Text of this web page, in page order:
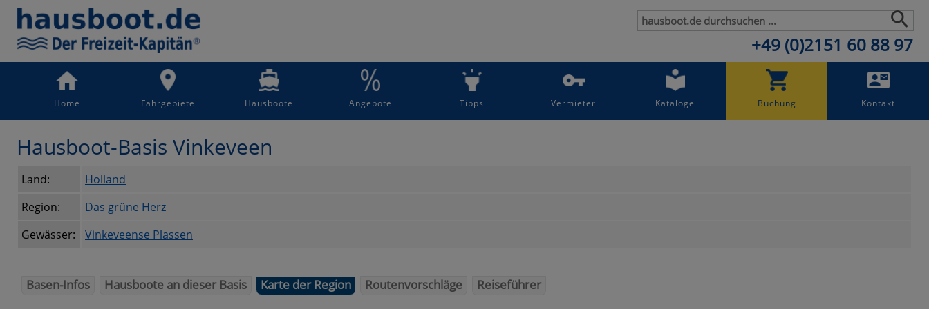
+49 (0)2151 60 88 97
Home Fahrgebiete Hausboote Angebote Tipps Vermieter Kataloge Buchung Kontakt
Hausboot-Basis Vinkeveen
Land:
Holland
Region:
Das grüne Herz
Gewässer:
Vinkeveense Plassen
Basen-Infos Hausboote an dieser Basis Karte der Region Routenvorschläge Reiseführer